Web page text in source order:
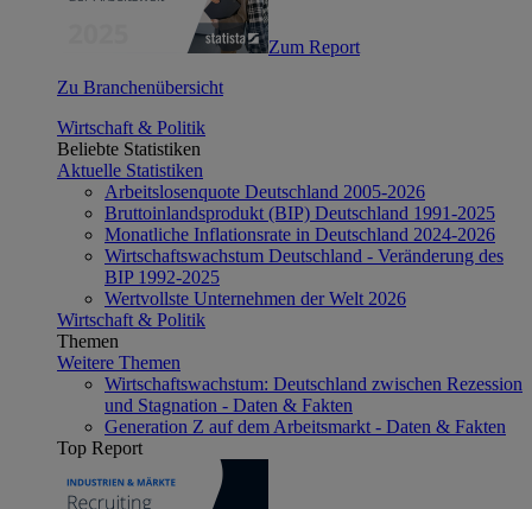
Zum Report
Zu Branchenübersicht
Wirtschaft & Politik
Beliebte Statistiken
Aktuelle Statistiken
Arbeitslosenquote Deutschland 2005-2026
Bruttoinlandsprodukt (BIP) Deutschland 1991-2025
Monatliche Inflationsrate in Deutschland 2024-2026
Wirtschaftswachstum Deutschland - Veränderung des
BIP 1992-2025
Wertvollste Unternehmen der Welt 2026
Wirtschaft & Politik
Themen
Weitere Themen
Wirtschaftswachstum: Deutschland zwischen Rezession
und Stagnation - Daten & Fakten
Generation Z auf dem Arbeitsmarkt - Daten & Fakten
Top Report